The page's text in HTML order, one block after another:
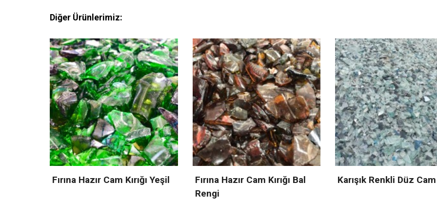
Diğer Ürünlerimiz:
Fırına Hazır Cam Kırığı Bal
Karışık Renkli Düz Cam Kırığı Şeffaf Düz Cam Kırğı